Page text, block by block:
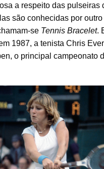
a respeito das pulseiras
são conhecidas por outro
se Tennis Bracelet.
1987, a tenista Chris
o principal campeonato